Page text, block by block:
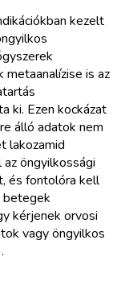
kezelt
metaanalízise is az
ki. Ezen kockázat
álló adatok nem
lakozamid
öngyilkossági
és fontolóra kell
betegek
kérjenek orvosi
vagy öngyilkos